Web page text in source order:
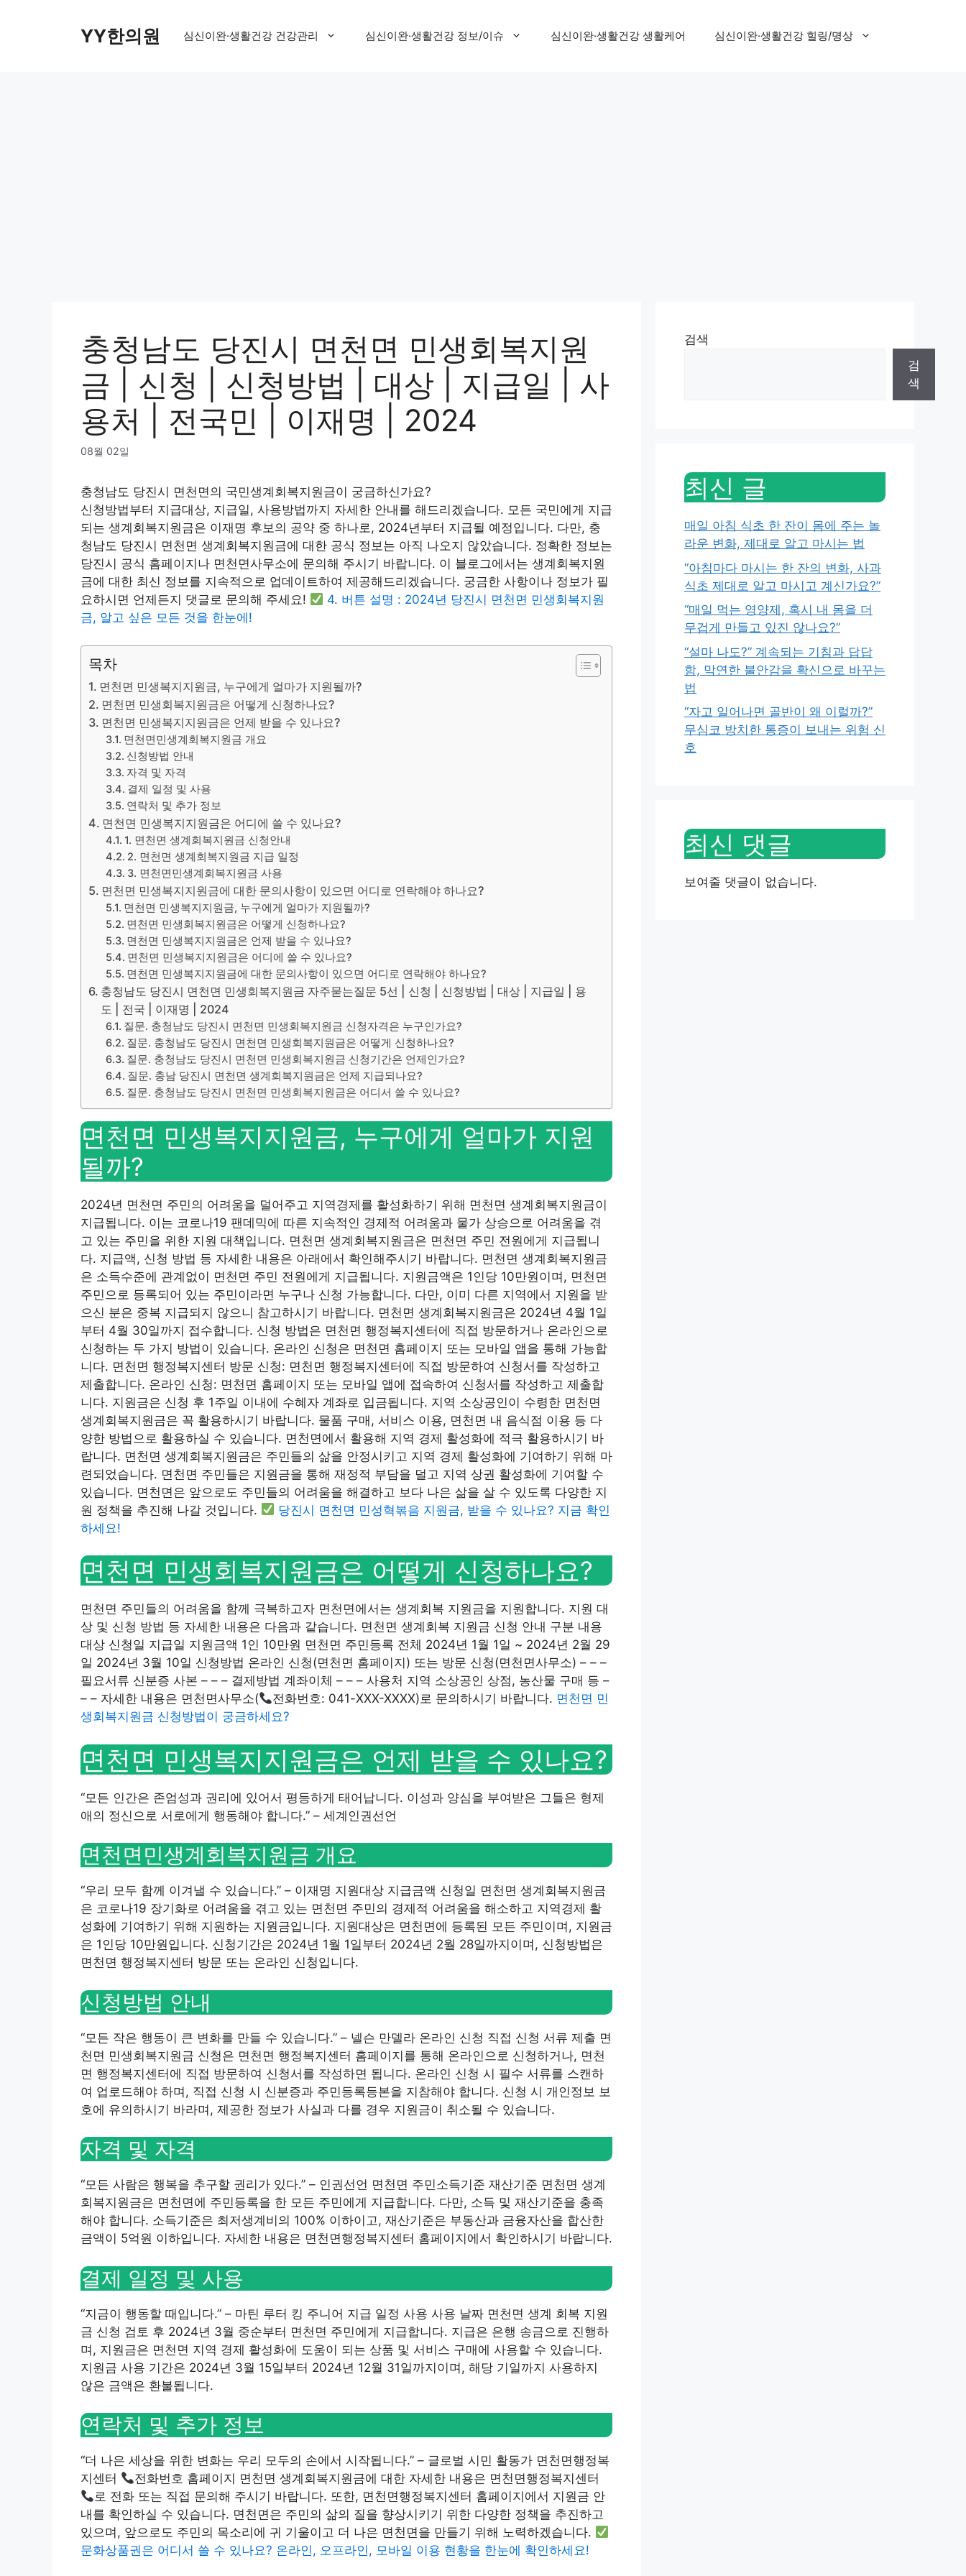
YY한의원 심신이완·생활건강 건강관리 심신이완·생활건강 정보/이슈 심신이완·생활건강 생활케어 심신이완·생활건강 힐링/명상
충청남도 당진시 면천면 민생회복지원
금 | 신청 | 신청방법 | 대상 | 지급일 | 사
용처 | 전국민 | 이재명 | 2024
08월 02일
충청남도 당진시 면천면의 국민생계회복지원금이 궁금하신가요?
신청방법부터 지급대상, 지급일, 사용방법까지 자세한 안내를 해드리겠습니다. 모든 국민에게 지급
되는 생계회복지원금은 이재명 후보의 공약 중 하나로, 2024년부터 지급될 예정입니다. 다만, 충
청남도 당진시 면천면 생계회복지원금에 대한 공식 정보는 아직 나오지 않았습니다. 정확한 정보는
당진시 공식 홈페이지나 면천면사무소에 문의해 주시기 바랍니다. 이 블로그에서는 생계회복지원
금에 대한 최신 정보를 지속적으로 업데이트하여 제공해드리겠습니다. 궁금한 사항이나 정보가 필
요하시면 언제든지 댓글로 문의해 주세요!
4. 버튼 설명 : 2024년 당진시 면천면 민생회복지원
금, 알고 싶은 모든 것을 한눈에!
목차
면천면 민생복지지원금, 누구에게 얼마가 지원될까?
면천면 민생회복지원금은 어떻게 신청하나요?
면천면 민생복지지원금은 언제 받을 수 있나요?
면천면민생계회복지원금 개요
신청방법 안내
자격 및 자격
결제 일정 및 사용
연락처 및 추가 정보
면천면 민생복지지원금은 어디에 쓸 수 있나요?
1. 면천면 생계회복지원금 신청안내
2. 면천면 생계회복지원금 지급 일정
3. 면천면민생계회복지원금 사용
면천면 민생복지지원금에 대한 문의사항이 있으면 어디로 연락해야 하나요?
면천면 민생복지지원금, 누구에게 얼마가 지원될까?
면천면 민생회복지원금은 어떻게 신청하나요?
면천면 민생복지지원금은 언제 받을 수 있나요?
면천면 민생복지지원금은 어디에 쓸 수 있나요?
면천면 민생복지지원금에 대한 문의사항이 있으면 어디로 연락해야 하나요?
충청남도 당진시 면천면 민생회복지원금 자주묻는질문 5선 | 신청 | 신청방법 | 대상 | 지급일 | 용
도 | 전국 | 이재명 | 2024
질문. 충청남도 당진시 면천면 민생회복지원금 신청자격은 누구인가요?
질문. 충청남도 당진시 면천면 민생회복지원금은 어떻게 신청하나요?
질문. 충청남도 당진시 면천면 민생회복지원금 신청기간은 언제인가요?
질문. 충남 당진시 면천면 생계회복지원금은 언제 지급되나요?
질문. 충청남도 당진시 면천면 민생회복지원금은 어디서 쓸 수 있나요?
면천면 민생복지지원금, 누구에게 얼마가 지원
될까?
2024년 면천면 주민의 어려움을 덜어주고 지역경제를 활성화하기 위해 면천면 생계회복지원금이
지급됩니다. 이는 코로나19 팬데믹에 따른 지속적인 경제적 어려움과 물가 상승으로 어려움을 겪
고 있는 주민을 위한 지원 대책입니다. 면천면 생계회복지원금은 면천면 주민 전원에게 지급됩니
다. 지급액, 신청 방법 등 자세한 내용은 아래에서 확인해주시기 바랍니다. 면천면 생계회복지원금
은 소득수준에 관계없이 면천면 주민 전원에게 지급됩니다. 지원금액은 1인당 10만원이며, 면천면
주민으로 등록되어 있는 주민이라면 누구나 신청 가능합니다. 다만, 이미 다른 지역에서 지원을 받
으신 분은 중복 지급되지 않으니 참고하시기 바랍니다. 면천면 생계회복지원금은 2024년 4월 1일
부터 4월 30일까지 접수합니다. 신청 방법은 면천면 행정복지센터에 직접 방문하거나 온라인으로
신청하는 두 가지 방법이 있습니다. 온라인 신청은 면천면 홈페이지 또는 모바일 앱을 통해 가능합
니다. 면천면 행정복지센터 방문 신청: 면천면 행정복지센터에 직접 방문하여 신청서를 작성하고
제출합니다. 온라인 신청: 면천면 홈페이지 또는 모바일 앱에 접속하여 신청서를 작성하고 제출합
니다. 지원금은 신청 후 1주일 이내에 수혜자 계좌로 입금됩니다. 지역 소상공인이 수령한 면천면
생계회복지원금은 꼭 활용하시기 바랍니다. 물품 구매, 서비스 이용, 면천면 내 음식점 이용 등 다
양한 방법으로 활용하실 수 있습니다. 면천면에서 활용해 지역 경제 활성화에 적극 활용하시기 바
랍니다. 면천면 생계회복지원금은 주민들의 삶을 안정시키고 지역 경제 활성화에 기여하기 위해 마
련되었습니다. 면천면 주민들은 지원금을 통해 재정적 부담을 덜고 지역 상권 활성화에 기여할 수
있습니다. 면천면은 앞으로도 주민들의 어려움을 해결하고 보다 나은 삶을 살 수 있도록 다양한 지
원 정책을 추진해 나갈 것입니다.
당진시 면천면 민성혁볶음 지원금, 받을 수 있나요? 지금 확인
하세요!
면천면 민생회복지원금은 어떻게 신청하나요?
면천면 주민들의 어려움을 함께 극복하고자 면천면에서는 생계회복 지원금을 지원합니다. 지원 대
상 및 신청 방법 등 자세한 내용은 다음과 같습니다. 면천면 생계회복 지원금 신청 안내 구분 내용
대상 신청일 지급일 지원금액 1인 10만원 면천면 주민등록 전체 2024년 1월 1일 ~ 2024년 2월 29
일 2024년 3월 10일 신청방법 온라인 신청(면천면 홈페이지) 또는 방문 신청(면천면사무소) – – –
필요서류 신분증 사본 – – – 결제방법 계좌이체 – – – 사용처 지역 소상공인 상점, 농산물 구매 등 –
– – 자세한 내용은 면천면사무소(
전화번호: 041-XXX-XXXX)로 문의하시기 바랍니다. 면천면 민
생회복지원금 신청방법이 궁금하세요?
면천면 민생복지지원금은 언제 받을 수 있나요?
“모든 인간은 존엄성과 권리에 있어서 평등하게 태어납니다. 이성과 양심을 부여받은 그들은 형제
애의 정신으로 서로에게 행동해야 합니다.” – 세계인권선언
면천면민생계회복지원금 개요
“우리 모두 함께 이겨낼 수 있습니다.” – 이재명 지원대상 지급금액 신청일 면천면 생계회복지원금
은 코로나19 장기화로 어려움을 겪고 있는 면천면 주민의 경제적 어려움을 해소하고 지역경제 활
성화에 기여하기 위해 지원하는 지원금입니다. 지원대상은 면천면에 등록된 모든 주민이며, 지원금
은 1인당 10만원입니다. 신청기간은 2024년 1월 1일부터 2024년 2월 28일까지이며, 신청방법은
면천면 행정복지센터 방문 또는 온라인 신청입니다.
신청방법 안내
“모든 작은 행동이 큰 변화를 만들 수 있습니다.” – 넬슨 만델라 온라인 신청 직접 신청 서류 제출 면
천면 민생회복지원금 신청은 면천면 행정복지센터 홈페이지를 통해 온라인으로 신청하거나, 면천
면 행정복지센터에 직접 방문하여 신청서를 작성하면 됩니다. 온라인 신청 시 필수 서류를 스캔하
여 업로드해야 하며, 직접 신청 시 신분증과 주민등록등본을 지참해야 합니다. 신청 시 개인정보 보
호에 유의하시기 바라며, 제공한 정보가 사실과 다를 경우 지원금이 취소될 수 있습니다.
자격 및 자격
“모든 사람은 행복을 추구할 권리가 있다.” – 인권선언 면천면 주민소득기준 재산기준 면천면 생계
회복지원금은 면천면에 주민등록을 한 모든 주민에게 지급합니다. 다만, 소득 및 재산기준을 충족
해야 합니다. 소득기준은 최저생계비의 100% 이하이고, 재산기준은 부동산과 금융자산을 합산한
금액이 5억원 이하입니다. 자세한 내용은 면천면행정복지센터 홈페이지에서 확인하시기 바랍니다.
결제 일정 및 사용
“지금이 행동할 때입니다.” – 마틴 루터 킹 주니어 지급 일정 사용 사용 날짜 면천면 생계 회복 지원
금 신청 검토 후 2024년 3월 중순부터 면천면 주민에게 지급합니다. 지급은 은행 송금으로 진행하
며, 지원금은 면천면 지역 경제 활성화에 도움이 되는 상품 및 서비스 구매에 사용할 수 있습니다.
지원금 사용 기간은 2024년 3월 15일부터 2024년 12월 31일까지이며, 해당 기일까지 사용하지
않은 금액은 환불됩니다.
연락처 및 추가 정보
“더 나은 세상을 위한 변화는 우리 모두의 손에서 시작됩니다.” – 글로벌 시민 활동가 면천면행정복
지센터
전화번호 홈페이지 면천면 생계회복지원금에 대한 자세한 내용은 면천면행정복지센터
로 전화 또는 직접 문의해 주시기 바랍니다. 또한, 면천면행정복지센터 홈페이지에서 지원금 안
내를 확인하실 수 있습니다. 면천면은 주민의 삶의 질을 향상시키기 위한 다양한 정책을 추진하고
있으며, 앞으로도 주민의 목소리에 귀 기울이고 더 나은 면천면을 만들기 위해 노력하겠습니다.
문화상품권은 어디서 쓸 수 있나요? 온라인, 오프라인, 모바일 이용 현황을 한눈에 확인하세요!
검색
검
색
최신 글
매일 아침 식초 한 잔이 몸에 주는 놀
라운 변화, 제대로 알고 마시는 법
“아침마다 마시는 한 잔의 변화, 사과
식초 제대로 알고 마시고 계신가요?”
“매일 먹는 영양제, 혹시 내 몸을 더
무겁게 만들고 있진 않나요?”
“설마 나도?” 계속되는 기침과 답답
함, 막연한 불안감을 확신으로 바꾸는
법
“자고 일어나면 골반이 왜 이럴까?”
무심코 방치한 통증이 보내는 위험 신
호
최신 댓글
보여줄 댓글이 없습니다.